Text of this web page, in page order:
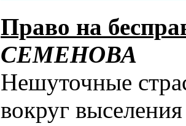
Право на
СЕМЕНОВА
Нешуточные
вокруг